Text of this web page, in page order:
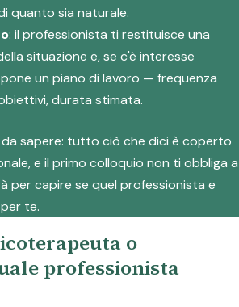
quanto sia naturale.
: il professionista ti restituisce una
situazione e, se c'è interesse
un piano di lavoro — frequenza
durata stimata.
sapere: tutto ciò che dici è coperto
e il primo colloquio non ti obbliga a
per capire se quel professionista e
te.
o
professionista